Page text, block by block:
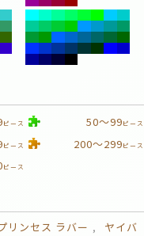
ピース 50～99ピース
ピース 200～299ピース
ピース
リンセス ラバー
ヤイバ